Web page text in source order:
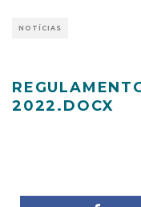
NOTÍCIAS
2022.DOCX